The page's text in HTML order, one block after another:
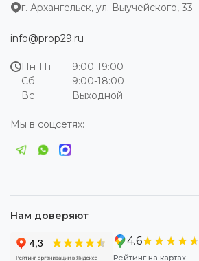
г. Архангельск, ул. Выучейского, 33
info@prop29.ru
Пн-Пт
9:00-19:00
Сб
9:00-18:00
Вс
Выходной
Мы в соцсетях:
Нам доверяют
4.6★★★★★
★★★★★
Рейтинг на картах